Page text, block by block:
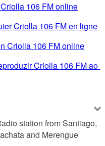
106 FM online
Criolla 106 FM en ligne
Criolla 106 FM online
Criolla 106 FM ao
station from Santiago,
and Merengue